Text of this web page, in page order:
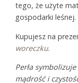
tego, że użyte
gospodarki leśnej.
Kupujesz na
woreczku.
Perła
mądrość i